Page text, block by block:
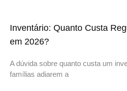
Inventário: Quanto Custa
em 2026?
A dúvida sobre quanto custa um
famílias adiarem a